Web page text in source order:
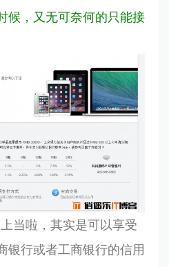
候，又无可奈何的只能接
当啦，其实是可以享受
银行或者工商银行的信用